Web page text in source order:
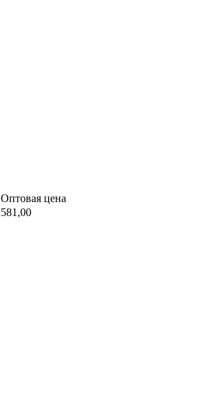
Оптовая цена
581,00